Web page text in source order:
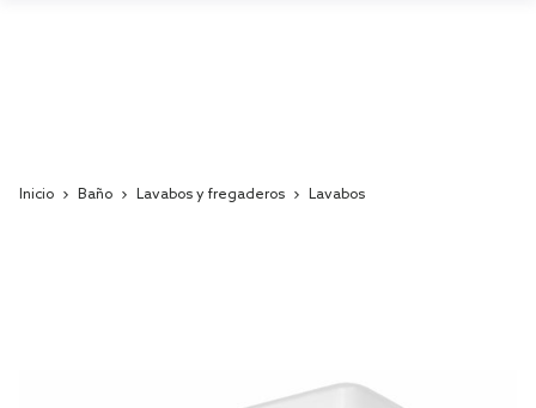
Inicio Baño Lavabos y fregaderos Lavabos